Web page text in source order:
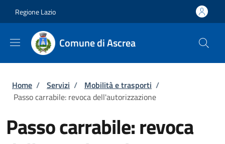
Regione Lazio
Comune di Ascrea
Briciole di pane
Home / Servizi / Mobilità e trasporti /
Passo carrabile: revoca dell'autorizzazione
Passo carrabile: revoca